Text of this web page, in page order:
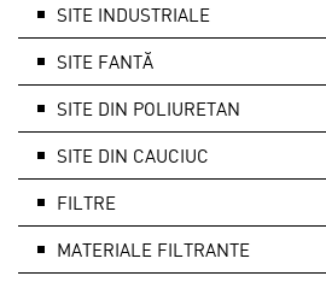
SITE INDUSTRIALE
SITE FANTĂ
SITE DIN POLIURETAN
SITE DIN CAUCIUC
FILTRE
MATERIALE FILTRANTE